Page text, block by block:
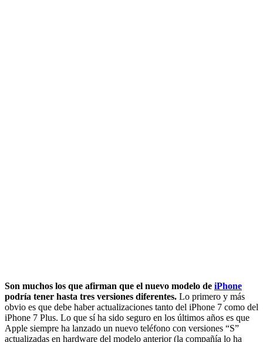
Son muchos los que afirman que el nuevo modelo de iPhone
podría tener hasta tres versiones diferentes. Lo primero y más
obvio es que debe haber actualizaciones tanto del iPhone 7 como del
iPhone 7 Plus. Lo que sí ha sido seguro en los últimos años es que
Apple siempre ha lanzado un nuevo teléfono con versiones “S”
actualizadas en hardware del modelo anterior (la compañía lo ha